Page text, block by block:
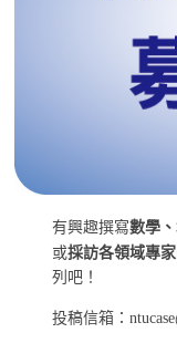
有興趣撰寫數學
或採訪各領域專家
列吧！
投稿信箱：